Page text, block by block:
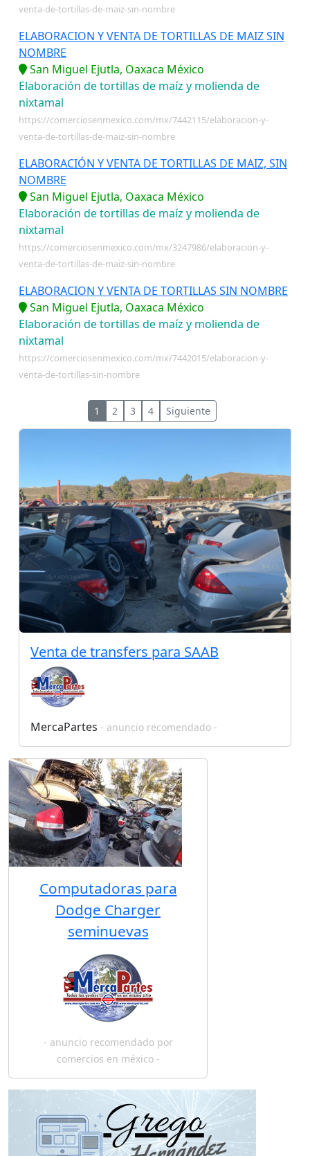
venta-de-tortillas-de-maiz-sin-nombre
ELABORACION Y VENTA DE TORTILLAS DE MAIZ SIN
NOMBRE
San Miguel Ejutla, Oaxaca México
Elaboración de tortillas de maíz y molienda de
nixtamal
https://comerciosenmexico.com/mx/7442115/elaboracion-y-
venta-de-tortillas-de-maiz-sin-nombre
ELABORACIÓN Y VENTA DE TORTILLAS DE MAIZ, SIN
NOMBRE
San Miguel Ejutla, Oaxaca México
Elaboración de tortillas de maíz y molienda de
nixtamal
https://comerciosenmexico.com/mx/3247986/elaboracion-y-
venta-de-tortillas-de-maiz-sin-nombre
ELABORACION Y VENTA DE TORTILLAS SIN NOMBRE
San Miguel Ejutla, Oaxaca México
Elaboración de tortillas de maíz y molienda de
nixtamal
https://comerciosenmexico.com/mx/7442015/elaboracion-y-
venta-de-tortillas-sin-nombre
1 2 3 4 Siguiente
Venta de transfers para SAAB
MercaPartes - anuncio recomendado -
Computadoras para
Dodge Charger
seminuevas
- anuncio recomendado por
comercios en méxico -